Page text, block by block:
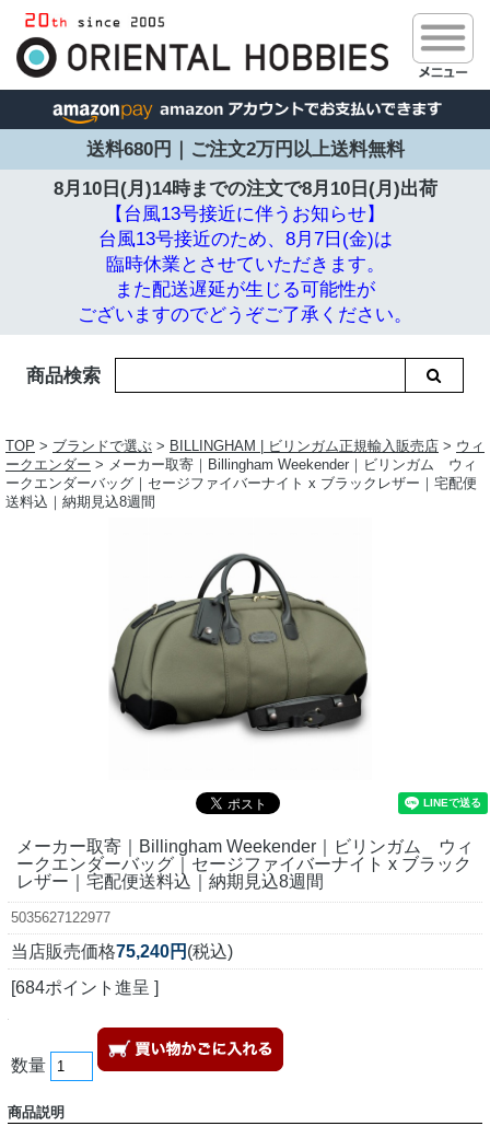
送料680円｜ご注文2万円以上送料無料
8月10日(月)14時までの注文で8月10日(月)出荷
【台風13号接近に伴うお知らせ】
台風13号接近のため、8月7日(金)は
臨時休業とさせていただきます。
また配送遅延が生じる可能性が
ございますのでどうぞご了承ください。
商品検索
TOP > ブランドで選ぶ > BILLINGHAM | ビリンガム正規輸入販売店 > ウィ
ークエンダー > メーカー取寄｜Billingham Weekender｜ビリンガム ウィ
ークエンダーバッグ｜セージファイバーナイト x ブラックレザー｜宅配便
送料込｜納期見込8週間
メーカー取寄｜Billingham Weekender｜ビリンガム ウィ
ークエンダーバッグ｜セージファイバーナイト x ブラック
レザー｜宅配便送料込｜納期見込8週間
5035627122977
当店販売価格75,240円 (税込)
[684ポイント進呈 ]
数量
商品説明